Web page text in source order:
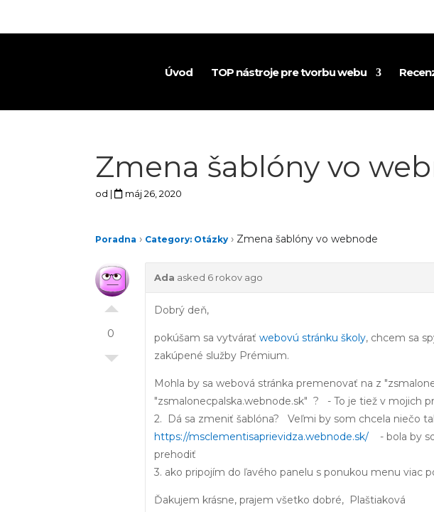
Úvod TOP nástroje pre tvorbu webu
Zmena šablóny vo
od | máj 26, 2020
Poradna › Category: Otázky › Zmena šablóny vo webnode
0
Ada asked 6 rokov ago
Dobrý deň,
pokúšam sa vytváraťwebovú stránku školy, chcem sa
zakúpené služby Prémium.
Mohla by sa webová stránka premenovať na z
"zsmalonecpalska.webnode.sk" ? - To je tiež v mojich
2. Dá sa zmeniť šablóna? Veľmi by som chcela niečo
https://msclementisaprievidza.webnode.sk/ - bola by
prehodiť
3. ako pripojím do ľavého panelu s ponukou menu viac
Ďakujem krásne, prajem všetko dobré, Plaštiaková